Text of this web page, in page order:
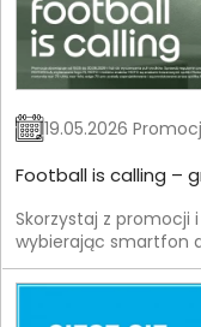
19.05.2026
Football is calling –
Skorzystaj z promocji
wybierając smartfon
życia.Zainspiruj się
dotrzyma Ci kroku.